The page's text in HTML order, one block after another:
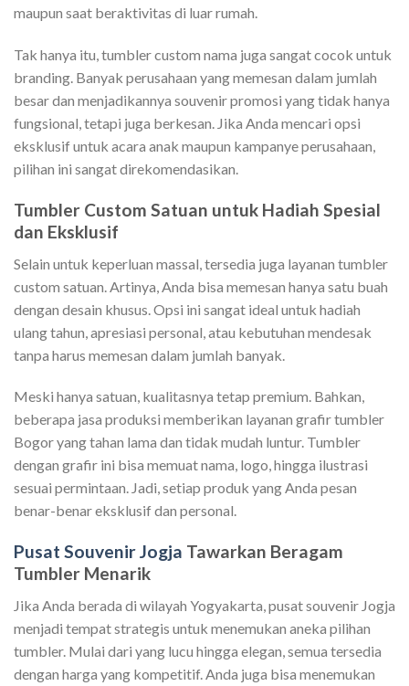
maupun saat beraktivitas di luar rumah.
Tak hanya itu, tumbler custom nama juga sangat cocok untuk
branding. Banyak perusahaan yang memesan dalam jumlah
besar dan menjadikannya souvenir promosi yang tidak hanya
fungsional, tetapi juga berkesan. Jika Anda mencari opsi
eksklusif untuk acara anak maupun kampanye perusahaan,
pilihan ini sangat direkomendasikan.
Tumbler Custom Satuan untuk Hadiah Spesial
dan Eksklusif
Selain untuk keperluan massal, tersedia juga layanan tumbler
custom satuan. Artinya, Anda bisa memesan hanya satu buah
dengan desain khusus. Opsi ini sangat ideal untuk hadiah
ulang tahun, apresiasi personal, atau kebutuhan mendesak
tanpa harus memesan dalam jumlah banyak.
Meski hanya satuan, kualitasnya tetap premium. Bahkan,
beberapa jasa produksi memberikan layanan grafir tumbler
Bogor yang tahan lama dan tidak mudah luntur. Tumbler
dengan grafir ini bisa memuat nama, logo, hingga ilustrasi
sesuai permintaan. Jadi, setiap produk yang Anda pesan
benar-benar eksklusif dan personal.
Pusat Souvenir Jogja Tawarkan Beragam
Tumbler Menarik
Jika Anda berada di wilayah Yogyakarta, pusat souvenir Jogja
menjadi tempat strategis untuk menemukan aneka pilihan
tumbler. Mulai dari yang lucu hingga elegan, semua tersedia
dengan harga yang kompetitif. Anda juga bisa menemukan